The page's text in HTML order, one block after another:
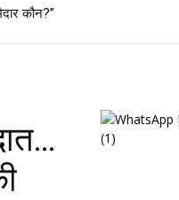
कौन?”